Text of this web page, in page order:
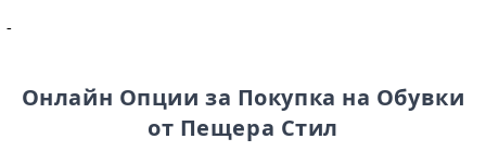
-
Онлайн Опции за Покупка на Обувки
от Пещера Стил